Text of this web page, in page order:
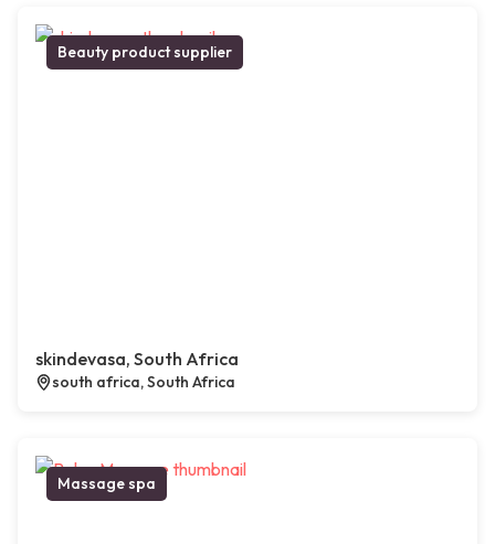
Beauty product supplier
skindevasa, South Africa
south africa, South Africa
Massage spa